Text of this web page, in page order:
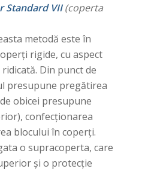
Standard VII(coperta
metodă este în
rigide, cu aspect
Din punct de
presupune pregătirea
obicei presupune
confecționarea
blocului în coperți.
o supracoperta, care
și o protecție